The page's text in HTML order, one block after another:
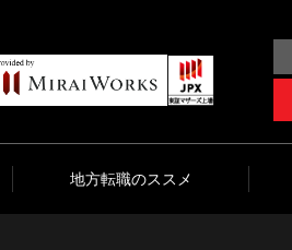
地方転職のススメ